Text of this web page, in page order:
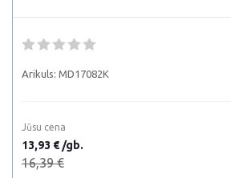
Arikuls: MD17082K
Jūsu cena
13,93 € /gb.
16,39 €